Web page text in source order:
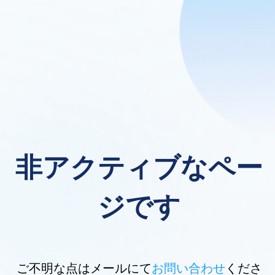
非アクティブなペー
ジです
ご不明な点はメールにてお問い合わせ くださ